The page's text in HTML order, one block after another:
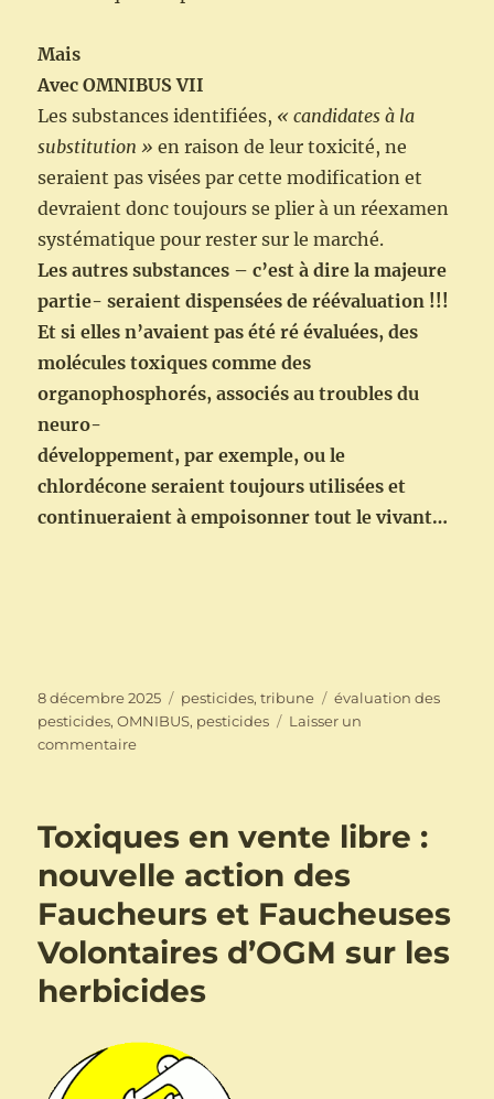
Mais
Avec OMNIBUS VII
Les substances identifiées, « candidates à la
substitution » en raison de leur toxicité, ne
seraient pas visées par cette modification et
devraient donc toujours se plier à un réexamen
systématique pour rester sur le marché.
Les autres substances – c’est à dire la majeure
partie- seraient dispensées de réévaluation !!!
Et si elles n’avaient pas été ré évaluées, des
molécules toxiques comme des
organophosphorés, associés au troubles du
neuro-
développement, par exemple, ou le
chlordécone seraient toujours utilisées et
continueraient à empoisonner tout le vivant…
Publié
le
8 décembre 2025 Catégories
pesticides,tribune Étiquettes
évaluation des
pesticides,OMNIBUS, pesticides
Laisser un
commentairesur
de
la
Commission
Européenne
:
scientifiques
et
professionnels
santé
interpellent
le
Toxiques en vente libre :
nouvelle action des
Faucheurs et Faucheuses
Volontaires d’OGM sur les
herbicides